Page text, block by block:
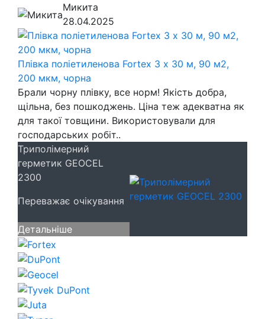
Микита
28.04.2025
Плівка поліетиленова Fortex 3 х 30 м, 90 м2,
200 мкм, чорна
Брали чорну плівку, все норм! Якість добра,
щільна, без пошкоджень. Ціна теж адекватна як
для такої товщини. Використовували для
господарських робіт..
Триполімерний
герметик GEOCEL
2300
Переважає очікування
Детальніше